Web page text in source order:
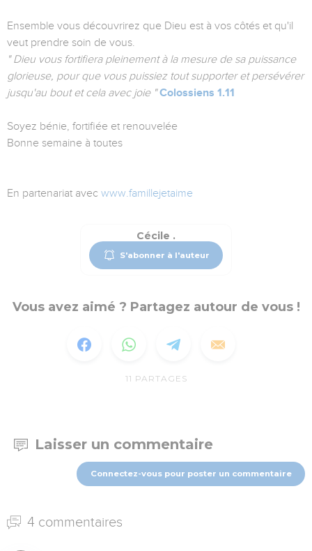
Ensemble vous découvrirez que Dieu est à vos côtés et qu'il
veut prendre soin de vous.
" Dieu vous fortifiera pleinement à la mesure de sa puissance
glorieuse, pour que vous puissiez tout supporter et persévérer
jusqu'au bout et cela avec joie " Colossiens 1.11
Soyez bénie, fortifiée et renouvelée
Bonne semaine à toutes
En partenariat avec www.famillejetaime
Cécile .
S'abonner à l'auteur
Vous avez aimé ? Partagez autour de vous !
11 PARTAGES
Laisser un commentaire
Connectez-vous pour poster un commentaire
4 commentaires